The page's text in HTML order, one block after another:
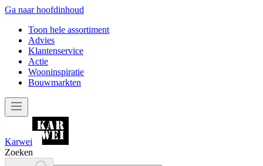
Ga naar hoofdinhoud
Toon hele assortiment
Advies
Klantenservice
Actie
Wooninspiratie
Bouwmarkten
Karwei
Zoeken